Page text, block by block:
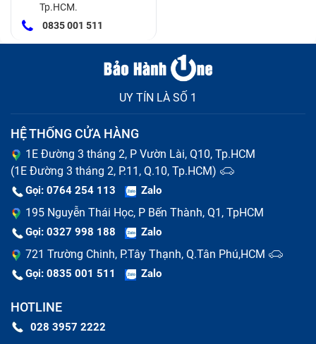
Tp.HCM.
0835 001 511
UY TÍN LÀ SỐ 1
HỆ THỐNG CỬA HÀNG
1E Đường 3 tháng 2, P Vườn Lài, Q10, Tp.HCM
(1E Đường 3 tháng 2, P.11, Q.10, Tp.HCM)
Gọi: 0764 254 113 Zalo
195 Nguyễn Thái Học, P Bến Thành, Q1, TpHCM
Gọi: 0327 998 188 Zalo
721 Trường Chinh, P.Tây Thạnh, Q.Tân Phú,HCM
Gọi: 0835 001 511 Zalo
HOTLINE
028 3957 2222